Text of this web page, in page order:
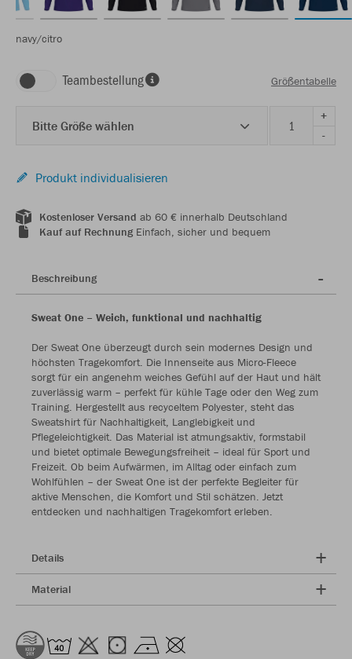
navy/citro
Teambestellung Größentabelle
Bitte Größe wählen
+
-
Produkt individualisieren
Kostenloser Versand ab 60 € innerhalb Deutschland
Kauf auf RechnungEinfach, sicher und bequem
Beschreibung
Sweat One – Weich, funktional und nachhaltig
Der Sweat One überzeugt durch sein modernes Design und
höchsten Tragekomfort. Die Innenseite aus Micro-Fleece
sorgt für ein angenehm weiches Gefühl auf der Haut und hält
zuverlässig warm – perfekt für kühle Tage oder den Weg zum
Training. Hergestellt aus recyceltem Polyester, steht das
Sweatshirt für Nachhaltigkeit, Langlebigkeit und
Pflegeleichtigkeit. Das Material ist atmungsaktiv, formstabil
und bietet optimale Bewegungsfreiheit – ideal für Sport und
Freizeit. Ob beim Aufwärmen, im Alltag oder einfach zum
Wohlfühlen – der Sweat One ist der perfekte Begleiter für
aktive Menschen, die Komfort und Stil schätzen. Jetzt
entdecken und nachhaltigen Tragekomfort erleben.
Details
Material